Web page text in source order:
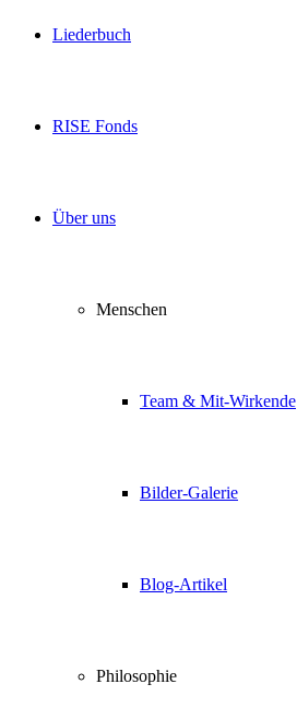
Liederbuch
RISE Fonds
Über uns
Menschen
Team & Mit-Wirkende
Bilder-Galerie
Blog-Artikel
Philosophie